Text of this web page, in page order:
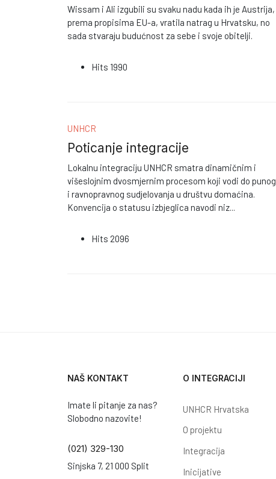
Wissam i Ali izgubili su svaku nadu kada ih je Austrija,
prema propisima EU-a, vratila natrag u Hrvatsku, no
sada stvaraju budućnost za sebe i svoje obitelji.
Hits 1990
UNHCR
Poticanje integracije
Lokalnu integraciju UNHCR smatra dinamičnim i
višeslojnim dvosmjernim procesom koji vodi do punog
i ravnopravnog sudjelovanja u društvu domaćina.
Konvencija o statusu izbjeglica navodi niz...
Hits 2096
NAŠ KONTAKT
Imate li pitanje za nas?
Slobodno nazovite!
(021) 329-130
Sinjska 7, 21 000 Split
O INTEGRACIJI
UNHCR Hrvatska
O projektu
Integracija
Inicijative